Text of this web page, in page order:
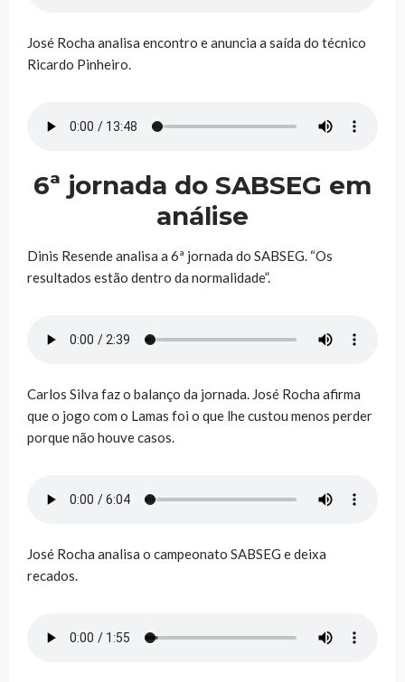
José Rocha analisa encontro e anuncia a saída do técnico
Ricardo Pinheiro.
6ª jornada do SABSEG em
análise
Dinis Resende analisa a 6ª jornada do SABSEG. “Os
resultados estão dentro da normalidade”.
Carlos Silva faz o balanço da jornada. José Rocha afirma
que o jogo com o Lamas foi o que lhe custou menos perder
porque não houve casos.
José Rocha analisa o campeonato SABSEG e deixa
recados.